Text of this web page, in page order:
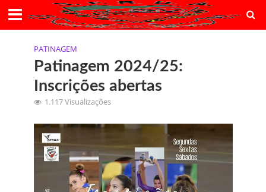
PATINAGEM
Patinagem 2024/25:
Inscrições abertas
1.117 Visualizações